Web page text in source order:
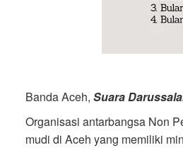
Banda Aceh, Suara
Organisasi antarbangsa Non
mudi di Aceh yang memiliki